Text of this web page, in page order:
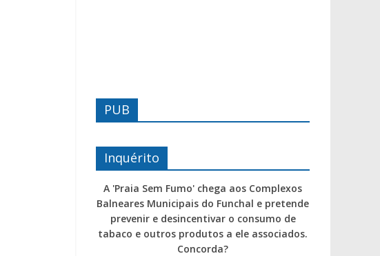
PUB
Inquérito
A 'Praia Sem Fumo' chega aos Complexos
Balneares Municipais do Funchal e pretende
prevenir e desincentivar o consumo de
tabaco e outros produtos a ele associados.
Concorda?